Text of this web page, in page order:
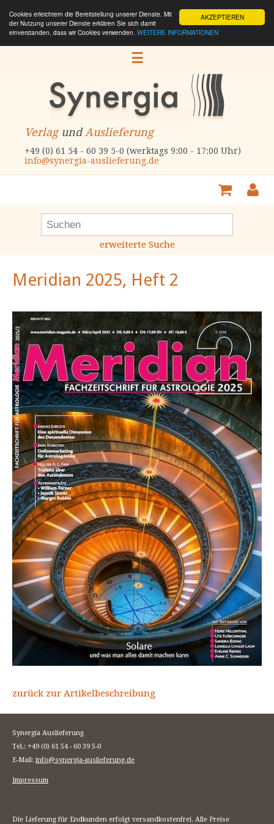
AKZEPTIEREN
Cookies erleichtern die Bereitstellung unserer Dienste. Mit
der Nutzung unserer Dienste erklären Sie sich damit
einverstanden, dass wir Cookies verwenden. WEITERE INFORMATIONEN
☰
VerlagundAuslieferung
+49 (0) 61 54 - 60 39 5-0 (werktags 9:00 - 17:00 Uhr)
info@synergia-auslieferung.de
erweiterte Suche
Meridian 2025, Heft 2
zurück zur Artikelbeschreibung
Synergia Auslieferung
Tel.: +49 (0) 61 54 - 60 39 5-0
E-Mail: info@synergia-auslieferung.de
Impressum
Die Lieferung für Endkunden erfolgt versandkostenfrei. Alle Preise